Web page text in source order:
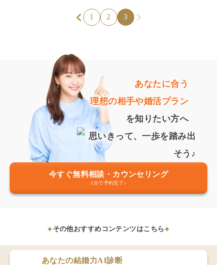
1 2 3
あなたに合う
理想の相手や婚活プラン
を知りたい方へ
今すぐ無料相談・カウンセリング
1分で予約完了♪
その他おすすめコンテンツはこちら
あなたの結婚力AI診断